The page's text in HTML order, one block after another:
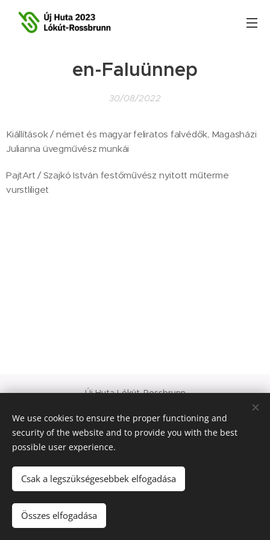
en-Faluünnep
30/08/2022
Kiállítások / német és magyar feliratos falvédők, Magasházi
Julianna üvegművész munkái
PajtArt / Szajkó István festőművész nyitott műterme
vurstliliget
Új Huta Lókút-Rossbrunn
Európa Kultúrális Fővárosa
PAJTA PROJEKT
© 2021 Minden jog fenntartva Cookies
Magyar
We use cookies to ensure the proper functioning and
security of the website and to provide you with the best
possible user experience.
Csak a legszükségesebbek elfogadása
Összes elfogadása